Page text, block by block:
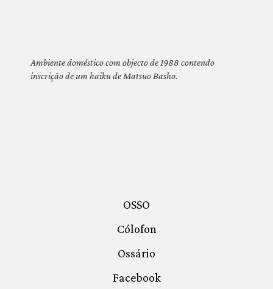
Ambiente doméstico com objecto de 1988 contendo
inscrição de um haiku de Matsuo Basho.
OSSO
Cólofon
Ossário
Facebook